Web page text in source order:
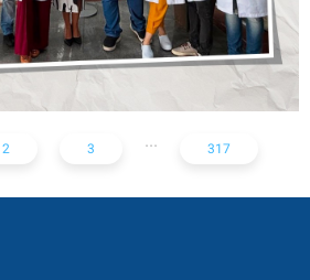
2 3 ... 317